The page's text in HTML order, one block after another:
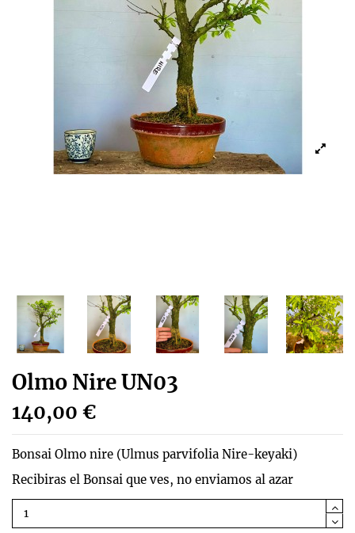
Olmo Nire UN03
140,00 €
Bonsai Olmo nire (Ulmus parvifolia Nire-keyaki)
Recibiras el Bonsai que ves, no enviamos al azar